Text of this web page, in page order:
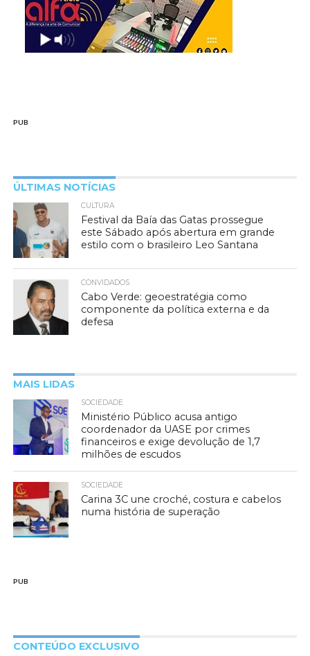
PUB
ÚLTIMAS NOTÍCIAS
CULTURA
Festival da Baía das Gatas prossegue
este Sábado após abertura em grande
estilo com o brasileiro Leo Santana
CONVIDADOS
Cabo Verde: geoestratégia como
componente da política externa e da
defesa
MAIS LIDAS
SOCIEDADE
Ministério Público acusa antigo
coordenador da UASE por crimes
financeiros e exige devolução de 1,7
milhões de escudos
SOCIEDADE
Carina 3C une croché, costura e cabelos
numa história de superação
PUB
CONTEÚDO EXCLUSIVO